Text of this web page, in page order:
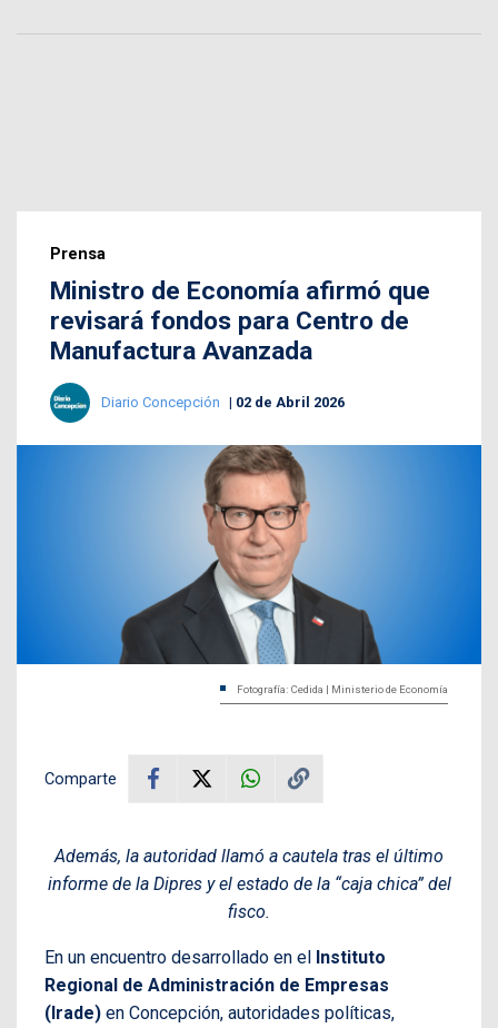
Prensa
Ministro de Economía afirmó que
revisará fondos para Centro de
Manufactura Avanzada
Diario Concepción 02 de Abril 2026
Fotografía: Cedida | Ministerio de Economía
Comparte
Además, la autoridad llamó a cautela tras el último
informe de la Dipres y el estado de la “caja chica” del
fisco.
En un encuentro desarrollado en el Instituto
Regional de Administración de Empresas
(Irade) en Concepción, autoridades políticas,